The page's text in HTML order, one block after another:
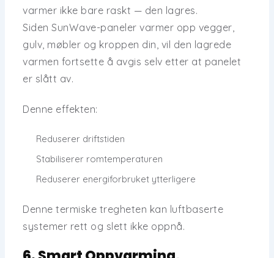
varmer ikke bare raskt — den lagres.
Siden SunWave-paneler varmer opp vegger,
gulv, møbler og kroppen din , vil den lagrede
varmen fortsette å avgis selv etter at panelet
er slått av.
Denne effekten:
Reduserer driftstiden
Stabiliserer romtemperaturen
Reduserer energiforbruket ytterligere
Dennetermiske tregheten kan luftbaserte
systemer rett og slett ikke oppnå.